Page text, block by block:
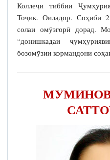
Коллеҷи тиббии
Тоҷик. Оиладор. Соҳиби
солаи омӯзгорӣ дорад.
“донишкадаи
бозомӯзии кормандони